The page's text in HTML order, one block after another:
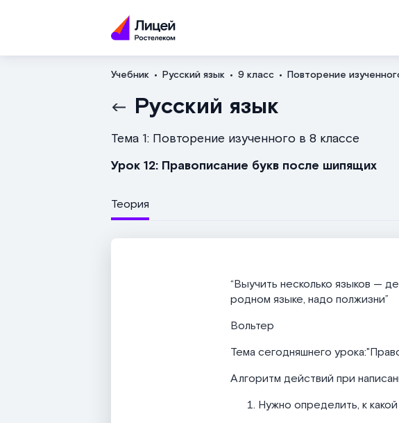
Учебник Русский язык 9 класс Повторение
Русский язык
Тема 1: Повторение изученного в 8 классе
Урок 12: Правописание букв после шипящих
Теория
“Выучить несколько языков —
родном языке, надо полжизни”
Вольтер
Тема сегодняшнего
Алгоритм действий при
Нужно определить, к